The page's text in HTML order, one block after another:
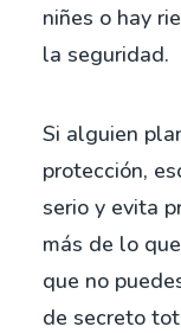
niñes o hay
la seguridad.
Si alguien
protección,
serio y evita
más de lo
que no
de secreto